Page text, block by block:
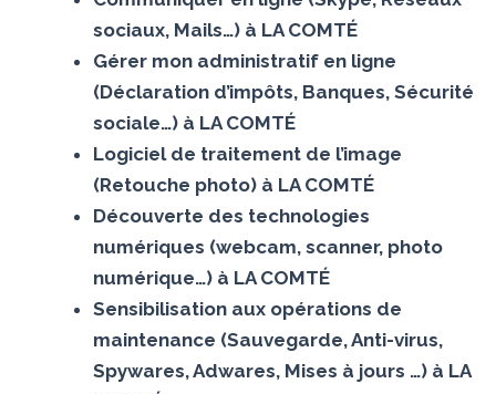
sociaux, Mails…) à LA COMTÉ
Gérer mon administratif en ligne
(Déclaration d’impôts, Banques, Sécurité
sociale…) à LA COMTÉ
Logiciel de traitement de l’image
(Retouche photo) à LA COMTÉ
Découverte des technologies
numériques (webcam, scanner, photo
numérique…) à LA COMTÉ
Sensibilisation aux opérations de
maintenance (Sauvegarde, Anti-virus,
Spywares, Adwares, Mises à jours …) à LA